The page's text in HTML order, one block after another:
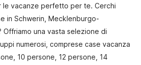
le vacanze perfetto per te. Cerchi
in Schwerin, Mecklenburgo-
Offriamo una vasta selezione di
numerosi, comprese case vacanza
10 persone, 12 persone, 14